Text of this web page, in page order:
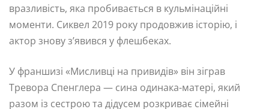
вразливість, яка пробивається в кульмінаційні
моменти. Сиквел 2019 року продовжив історію, і
актор знову з’явився у флешбеках.
У франшизі «Мисливці на привидів» він зіграв
Тревора Спенглера — сина одинака-матері, який
разом із сестрою та дідусем розкриває сімейні